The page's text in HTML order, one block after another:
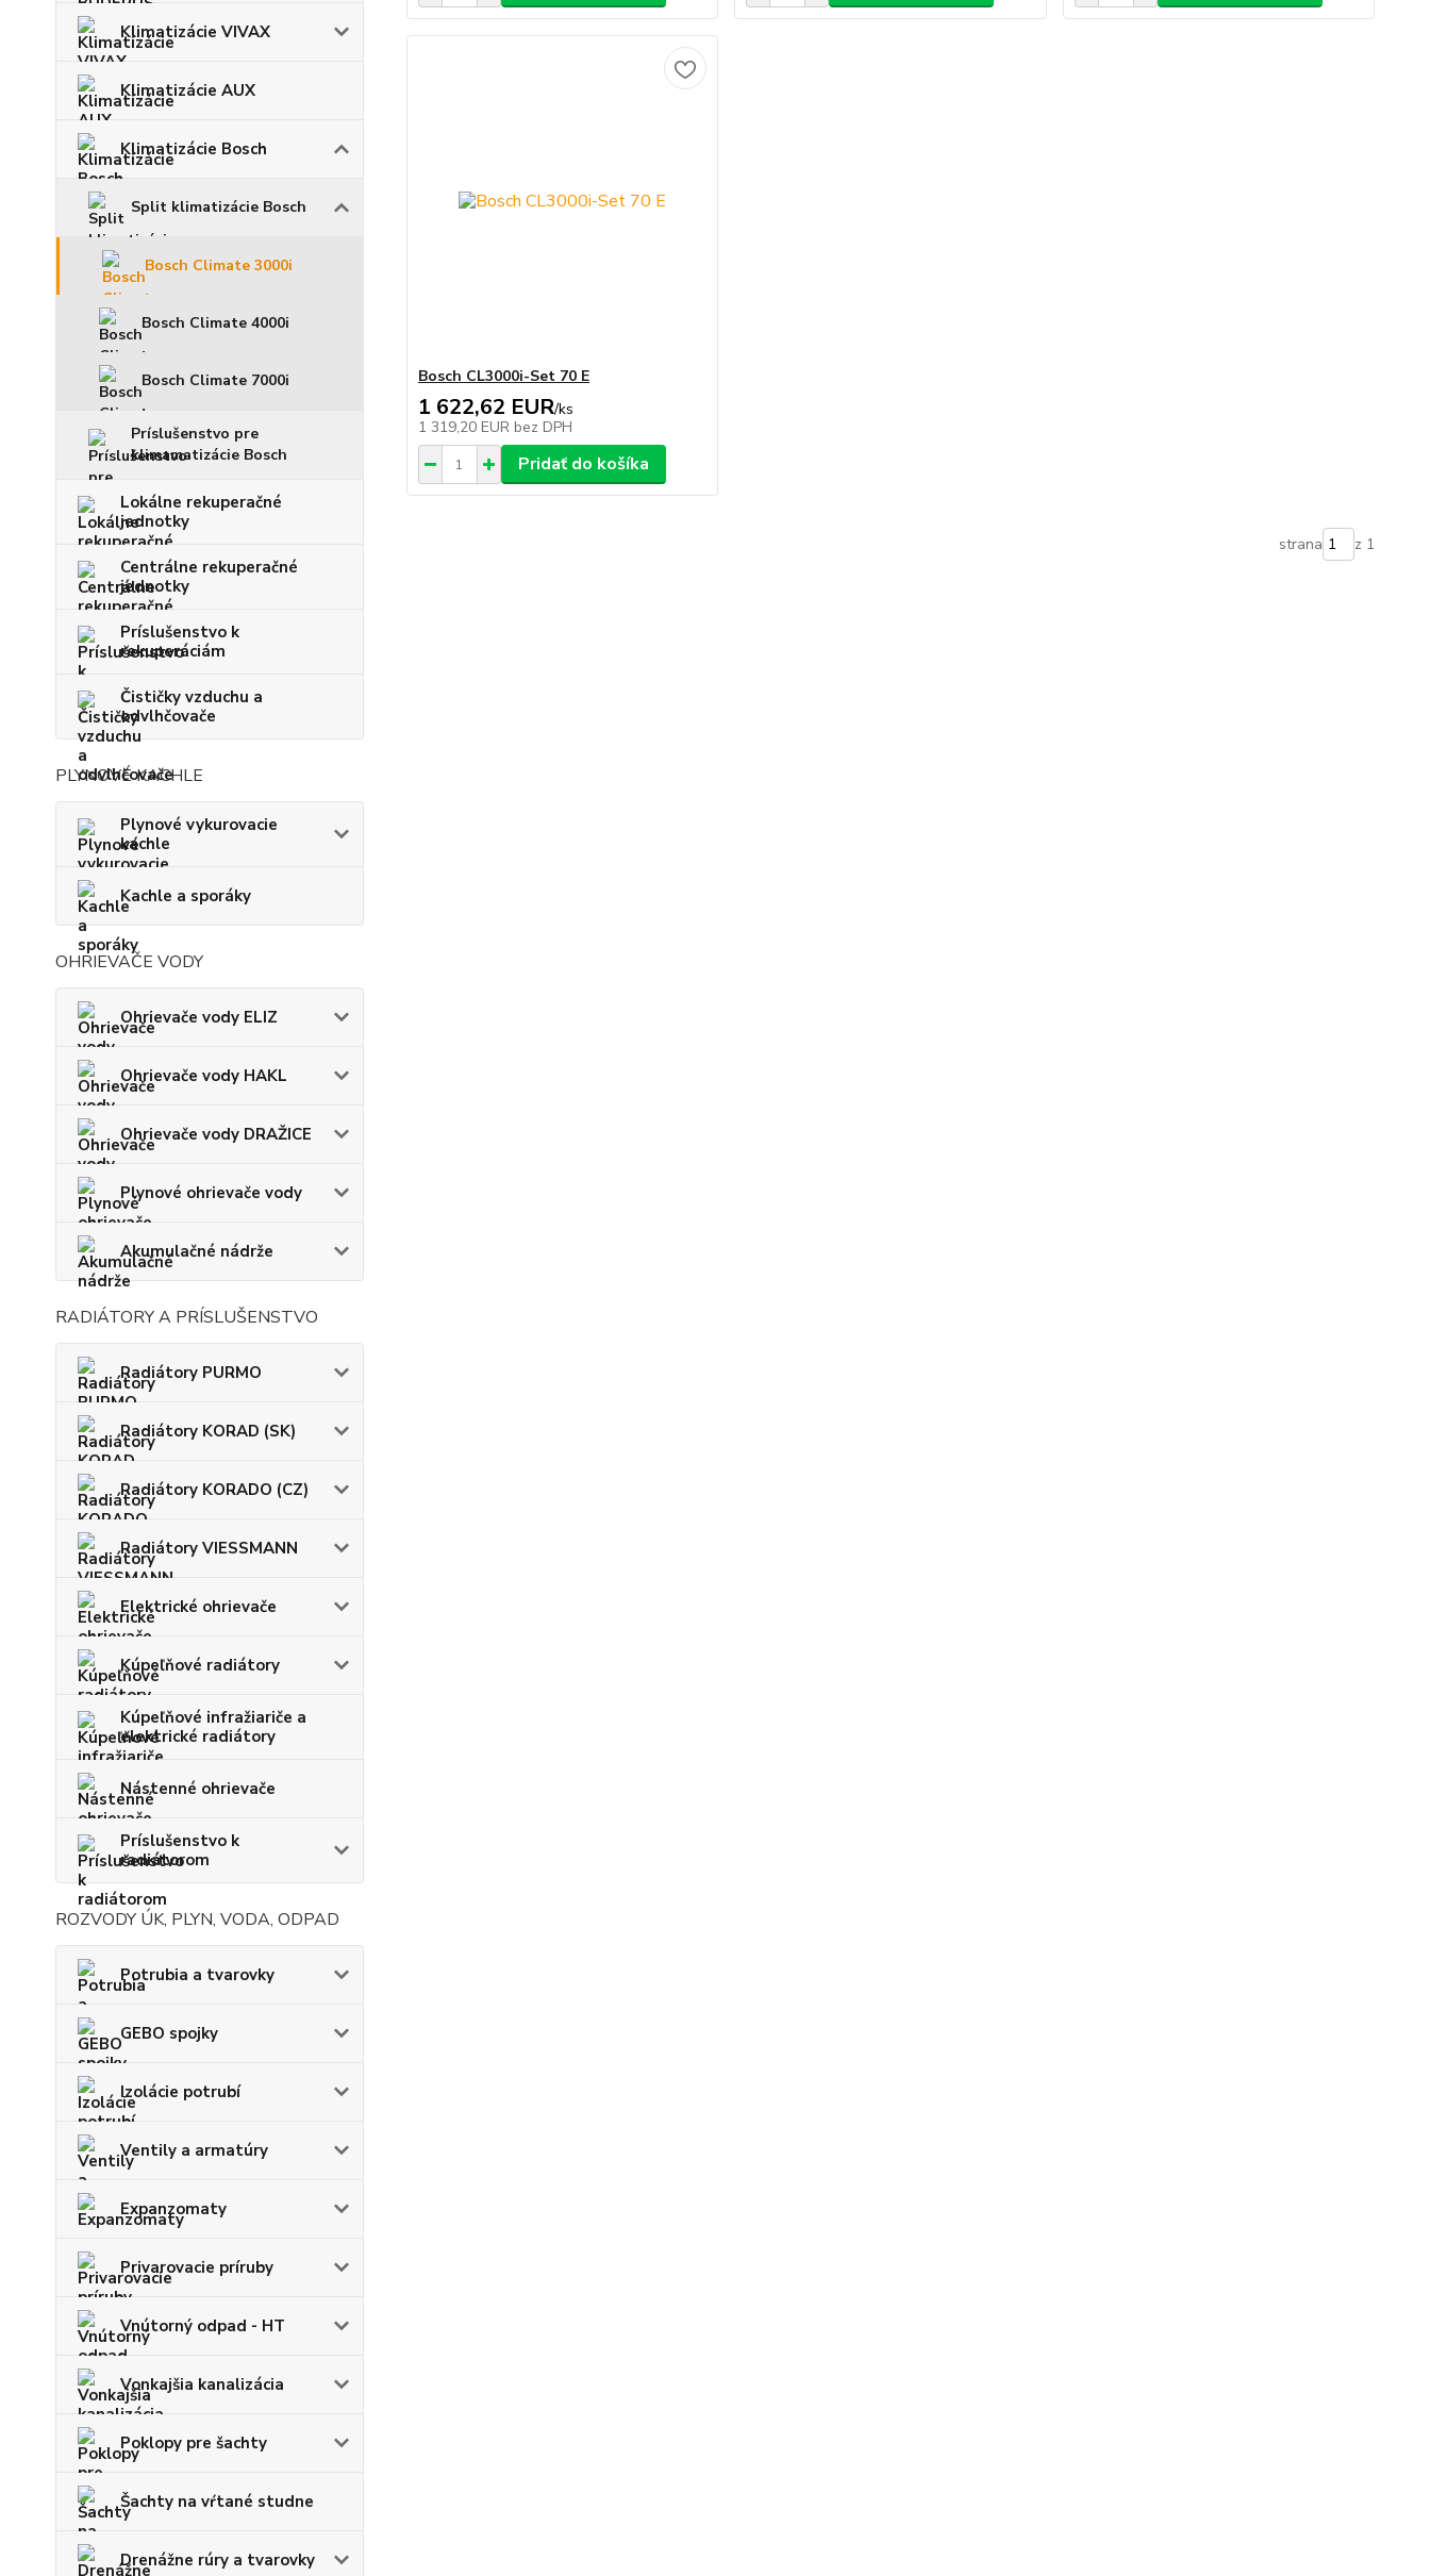
Klimatizácie VIVAX
Klimatizácie AUX
Klimatizácie Bosch
Split klimatizácie Bosch
Bosch Climate 3000i
Bosch Climate 4000i
Bosch Climate 7000i
Príslušenstvo pre
klimamatizácie Bosch
Lokálne rekuperačné
jednotky
Centrálne rekuperačné
jednotky
Príslušenstvo k
rekuperáciám
Čističky vzduchu a
odvlhčovače
PLYNOVÉ KACHLE
Plynové vykurovacie
kachle
Kachle a sporáky
OHRIEVAČE VODY
Ohrievače vody ELIZ
Ohrievače vody HAKL
Ohrievače vody DRAŽICE
Plynové ohrievače vody
Akumulačné nádrže
RADIÁTORY A PRÍSLUŠENSTVO
Radiátory PURMO
Radiátory KORAD (SK)
Radiátory KORADO (CZ)
Radiátory VIESSMANN
Elektrické ohrievače
Kúpeľňové radiátory
Kúpeľňové infražiariče a
elektrické radiátory
Nástenné ohrievače
Príslušenstvo k
radiátorom
ROZVODY ÚK, PLYN, VODA, ODPAD
Potrubia a tvarovky
GEBO spojky
Izolácie potrubí
Ventily a armatúry
Expanzomaty
Privarovacie príruby
Vnútorný odpad - HT
Vonkajšia kanalizácia
Poklopy pre šachty
Šachty na vŕtané studne
Drenážne rúry a tvarovky
Bosch CL3000i-Set 70 E
1 622,62 EUR/ks
1 319,20 EUR bez DPH
Pridať do košíka
strana z 1